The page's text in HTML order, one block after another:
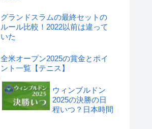
グランドスラムの最終セットの
ルール比較！2022以前は違って
いた
全米オープン2025の賞金とポイ
ント一覧【テニス】
ウィンブルドン
2025の決勝の日
程いつ？日本時間